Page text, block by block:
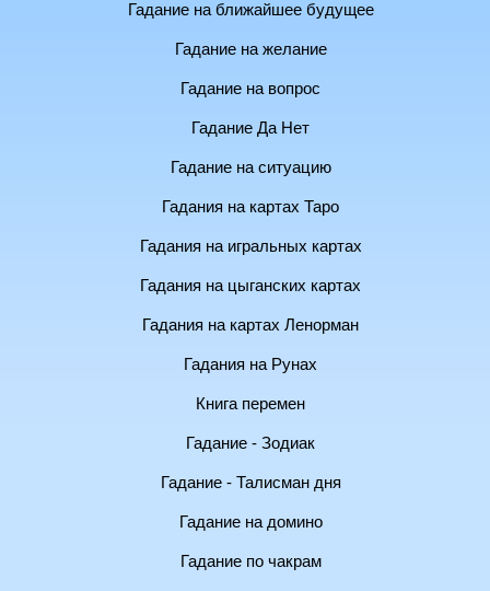
Гадание на ближайшее будущее
Гадание на желание
Гадание на вопрос
Гадание Да Нет
Гадание на ситуацию
Гадания на картах Таро
Гадания на игральных картах
Гадания на цыганских картах
Гадания на картах Ленорман
Гадания на Рунах
Книга перемен
Гадание - Зодиак
Гадание - Талисман дня
Гадание на домино
Гадание по чакрам